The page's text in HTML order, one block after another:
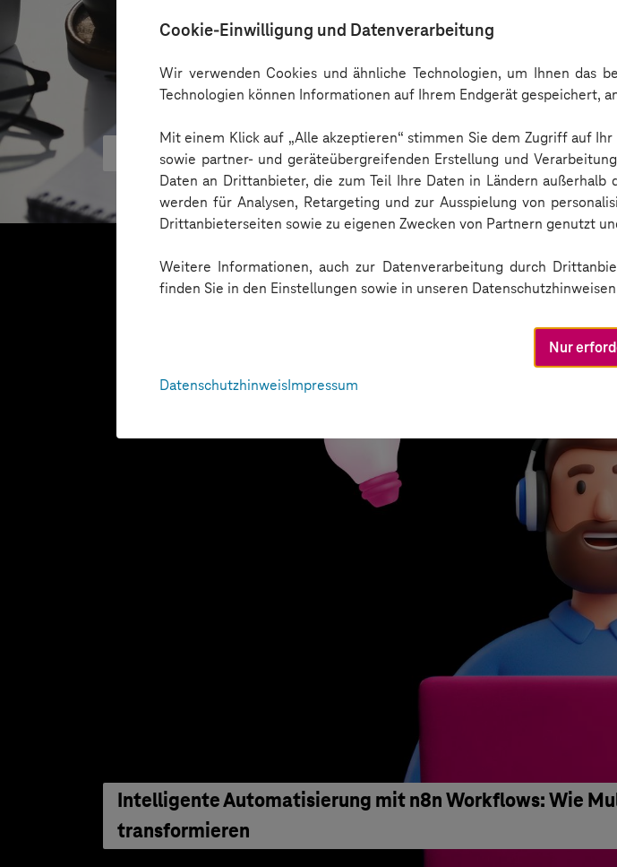
Cookie-Einwilligung und Datenverarbeitung
Wir verwenden Cookies und ähnliche Technologien, um Ihnen das
Technologien können Informationen auf Ihrem Endgerät gespeichert,
Mit einem Klick auf „Alle akzeptieren“ stimmen Sie dem Zugriff auf
sowie partner- und geräteübergreifenden Erstellung und
Daten an Drittanbieter, die zum Teil Ihre Daten in Ländern
werden für Analysen, Retargeting und zur Ausspielung von
Drittanbieterseiten sowie zu eigenen Zwecken von Partnern genutzt
Weitere Informationen, auch zur Datenverarbeitung durch
finden Sie in den Einstellungen sowie in unseren
Nur
DatenschutzhinweisImpressum
Microsoft KI-Agenten: Wie Unternehmen über Copilot
Intelligente Automatisierung mit n8n Workflows: Wie
transformieren